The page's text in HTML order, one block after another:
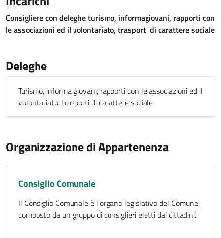
Consigliere con deleghe turismo, informagiovani, rapporti con
le associazioni ed il volontariato, trasporti di carattere sociale
Deleghe
Turismo, informa giovani, rapporti con le associazioni ed il
volontariato, trasporti di carattere sociale
Organizzazione di Appartenenza
Consiglio Comunale
Il Consiglio Comunale è l'organo legislativo del Comune,
composto da un gruppo di consiglieri eletti dai cittadini.